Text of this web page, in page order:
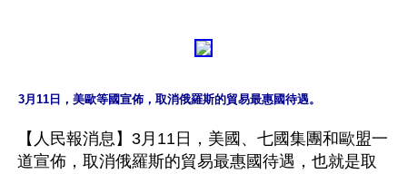
【人民報消息】3月11日，美國、七國集團和歐盟一
道宣佈，取消俄羅斯的貿易最惠國待遇，也就是取